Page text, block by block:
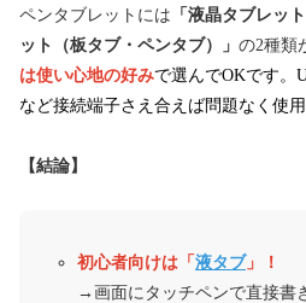
ペンタブレットには 「液晶タブレッ
ット（板タブ・ペンタブ）」 の2種類
は使い心地の好みで選んでOKです。
など接続端子さえ合えば問題なく使用
【結論】
初心者向けは「液タブ」！
→画面にタッチペンで直接書